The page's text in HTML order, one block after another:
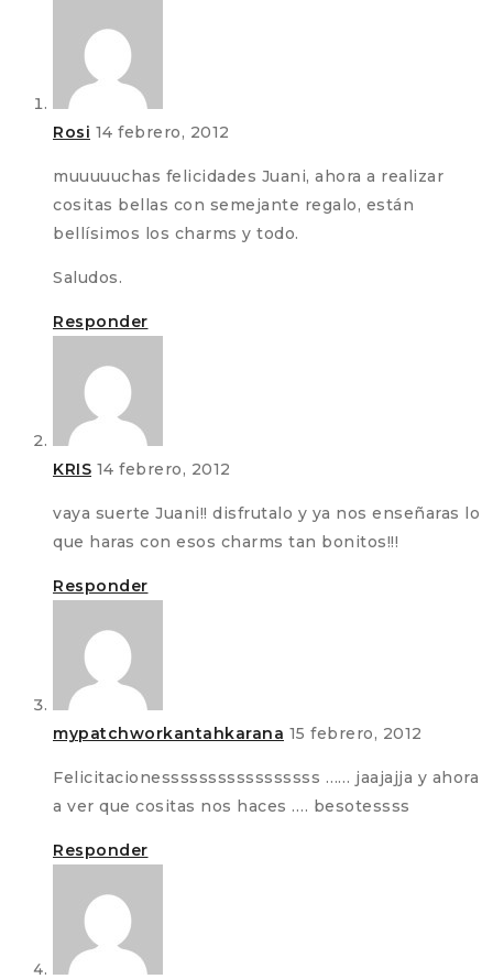
Rosi 14 febrero, 2012
muuuuuchas felicidades Juani, ahora a realizar
cositas bellas con semejante regalo, están
bellísimos los charms y todo.
Saludos.
Responder
KRIS 14 febrero, 2012
vaya suerte Juani!! disfrutalo y ya nos enseñaras lo
que haras con esos charms tan bonitos!!!
Responder
mypatchworkantahkarana 15 febrero, 2012
Felicitacionesssssssssssssssss …… jaajajja y ahora
a ver que cositas nos haces …. besotessss
Responder